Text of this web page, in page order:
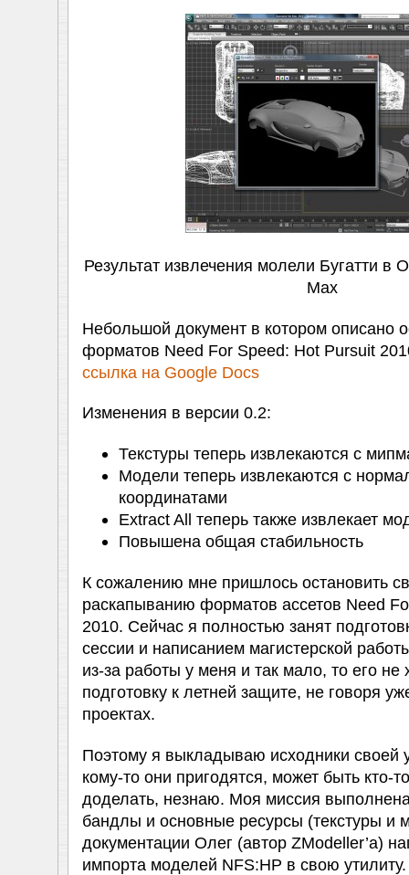
Результат извлечения молели Бугатти в
Max
Небольшой документ в котором описано
форматов Need For Speed: Hot Pursuit
ссылка на Google Docs
Изменения в версии 0.2:
Текстуры теперь извлекаются с
Модели теперь извлекаются с
координатами
Extract All теперь также извлекает
Повышена общая стабильность
К сожалению мне пришлось остановить
раскапыванию форматов ассетов Need
2010. Сейчас я полностью занят
сессии и написанием магистерской
из-за работы у меня и так мало, то его не
подготовку к летней защите, не говоря
проектах.
Поэтому я выкладываю исходники своей
кому-то они пригодятся, может быть кто-
доделать, незнаю. Моя миссия
бандлы и основные ресурсы (текстуры и
документации Олег (автор ZModeller’а)
импорта моделей NFS:HP в свою утилиту.